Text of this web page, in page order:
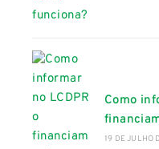
Como
19 DE JULHO